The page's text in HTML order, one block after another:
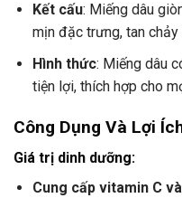
Kết cấu: Miếng dâu
mịn đặc trưng, tan chảy
Hình thức: Miếng dâu
tiện lợi, thích hợp cho
Công Dụng Và Lợi
Giá trị dinh dưỡng:
Cung cấp vitamin C